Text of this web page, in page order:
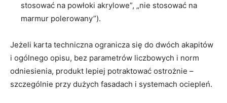
stosować na powłoki akrylowe”, „nie stosować na
marmur polerowany”).
Jeżeli karta techniczna ogranicza się do dwóch akapitów
i ogólnego opisu, bez parametrów liczbowych i norm
odniesienia, produkt lepiej potraktować ostrożnie –
szczególnie przy dużych fasadach i systemach ociepleń.